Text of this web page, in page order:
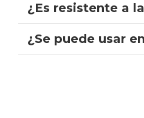
¿Es resistente a
¿Se puede usar